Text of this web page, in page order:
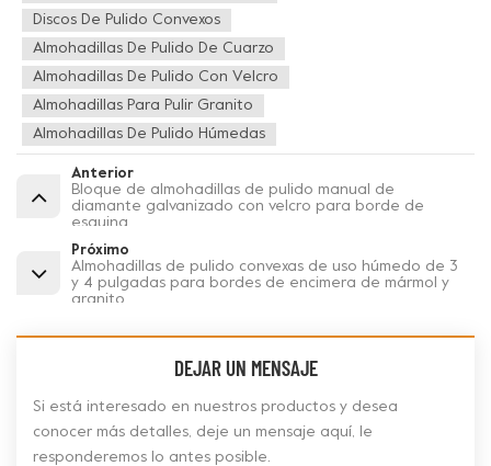
Discos De Pulido Convexos
Almohadillas De Pulido De Cuarzo
Almohadillas De Pulido Con Velcro
Almohadillas Para Pulir Granito
Almohadillas De Pulido Húmedas
Anterior
Bloque de almohadillas de pulido manual de
diamante galvanizado con velcro para borde de
esquina
Próximo
Almohadillas de pulido convexas de uso húmedo de 3
y 4 pulgadas para bordes de encimera de mármol y
granito
DEJAR UN MENSAJE
Si está interesado en nuestros productos y desea
conocer más detalles, deje un mensaje aquí, le
responderemos lo antes posible.